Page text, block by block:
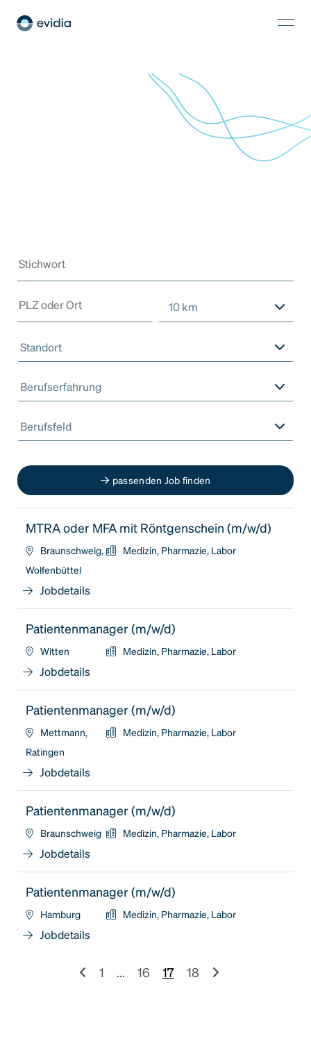
10 km
Standort
Berufserfahrung
Berufsfeld
passenden Job finden
MTRA oder MFA mit Röntgenschein (m/w/d)
Braunschweig,
Wolfenbüttel
Medizin, Pharmazie, Labor
Jobdetails
Patientenmanager (m/w/d)
Witten Medizin, Pharmazie, Labor
Jobdetails
Patientenmanager (m/w/d)
Mettmann,
Ratingen
Medizin, Pharmazie, Labor
Jobdetails
Patientenmanager (m/w/d)
Braunschweig Medizin, Pharmazie, Labor
Jobdetails
Patientenmanager (m/w/d)
Hamburg Medizin, Pharmazie, Labor
Jobdetails
1 ... 16 17 18